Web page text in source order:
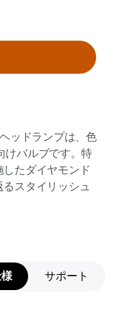
ッドランプは、色
けバルブです。特
たダイヤモンド
スタイリッシュ
サポート